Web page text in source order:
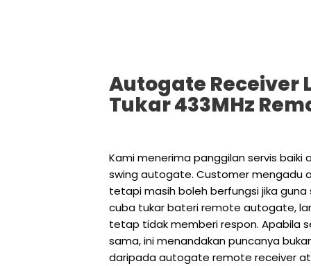
Autogate Receiver
Tukar 433MHz
Kami menerima panggilan servis
swing autogate. Customer mengadu
tetapi masih boleh berfungsi jika
cuba tukar bateri remote autogate,
tetap tidak memberi respon. Apabila
sama, ini menandakan puncanya
daripada autogate remote receiver